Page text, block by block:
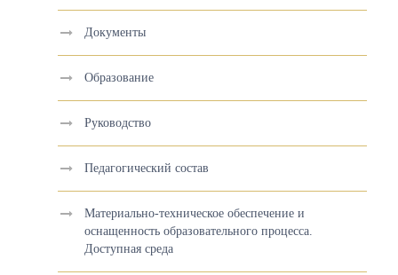
Документы
Образование
Руководство
Педагогический состав
Материально-техническое обеспечение и
оснащенность образовательного процесса.
Доступная среда